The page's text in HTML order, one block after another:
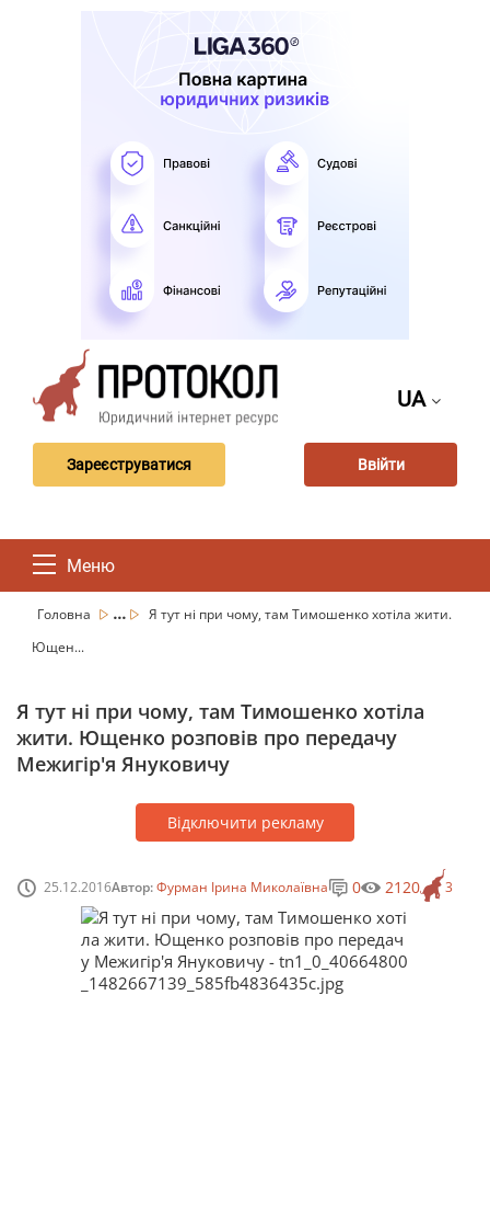
UA
Зареєструватися Ввійти
Меню
Головна ...
Я тут ні при чому, там Тимошенко хотіла жити.
Ющен...
Я тут ні при чому, там Тимошенко хотіла
жити. Ющенко розповів про передачу
Межигір'я Януковичу
Відключити рекламу
25.12.2016Автор:Фурман Ірина Миколаївна 3
0 2120